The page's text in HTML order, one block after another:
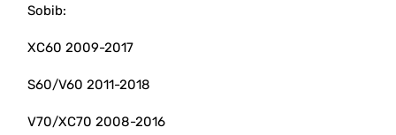
Sobib:
XC60 2009-2017
S60/V60 2011-2018
V70/XC70 2008-2016